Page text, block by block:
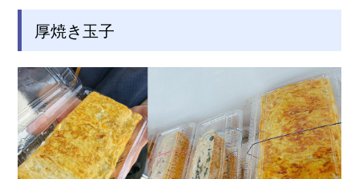
厚焼き玉子